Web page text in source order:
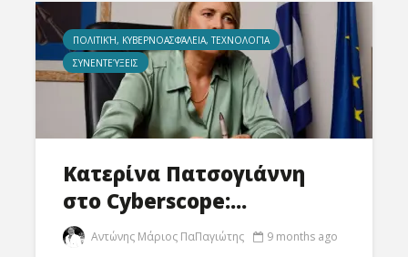
ΠΟΛΙΤΙΚΉ, ΚΥΒΕΡΝΟΑΣΦΆΛΕΙΑ, ΤΕΧΝΟΛΟΓΊΑ
ΣΥΝΕΝΤΕΎΞΕΙΣ
Κατερίνα Πατσογιάννη
στο Cyberscope:...
Αντώνης Μάριος ΠαΠαγιώτης 9 months ago